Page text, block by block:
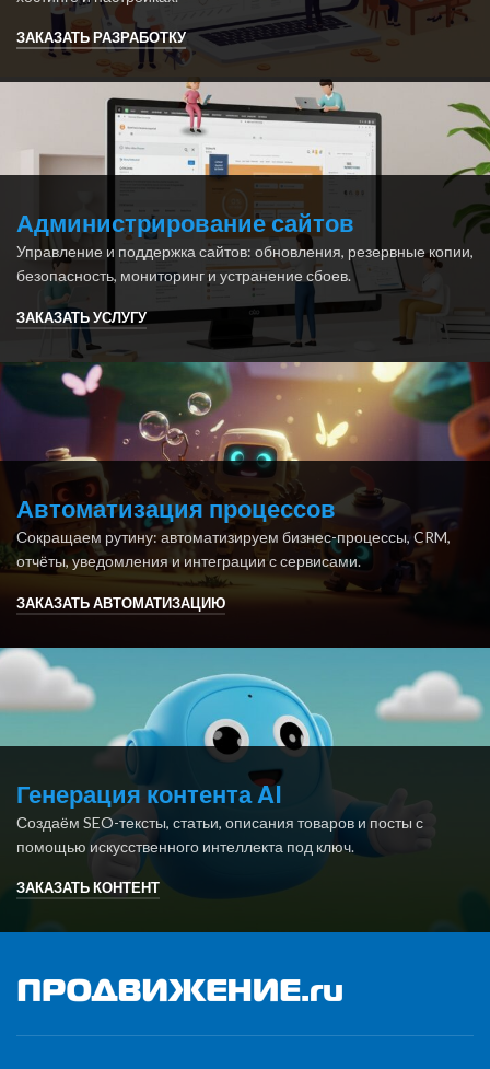
ЗАКАЗАТЬ РАЗРАБОТКУ
Администрирование сайтов
Управление и поддержка сайтов: обновления, резервные копии,
безопасность, мониторинг и устранение сбоев.
ЗАКАЗАТЬ УСЛУГУ
Автоматизация процессов
Сокращаем рутину: автоматизируем бизнес-процессы, CRM,
отчёты, уведомления и интеграции с сервисами.
ЗАКАЗАТЬ АВТОМАТИЗАЦИЮ
Генерация контента AI
Создаём SEO-тексты, статьи, описания товаров и посты с
помощью искусственного интеллекта под ключ.
ЗАКАЗАТЬ КОНТЕНТ